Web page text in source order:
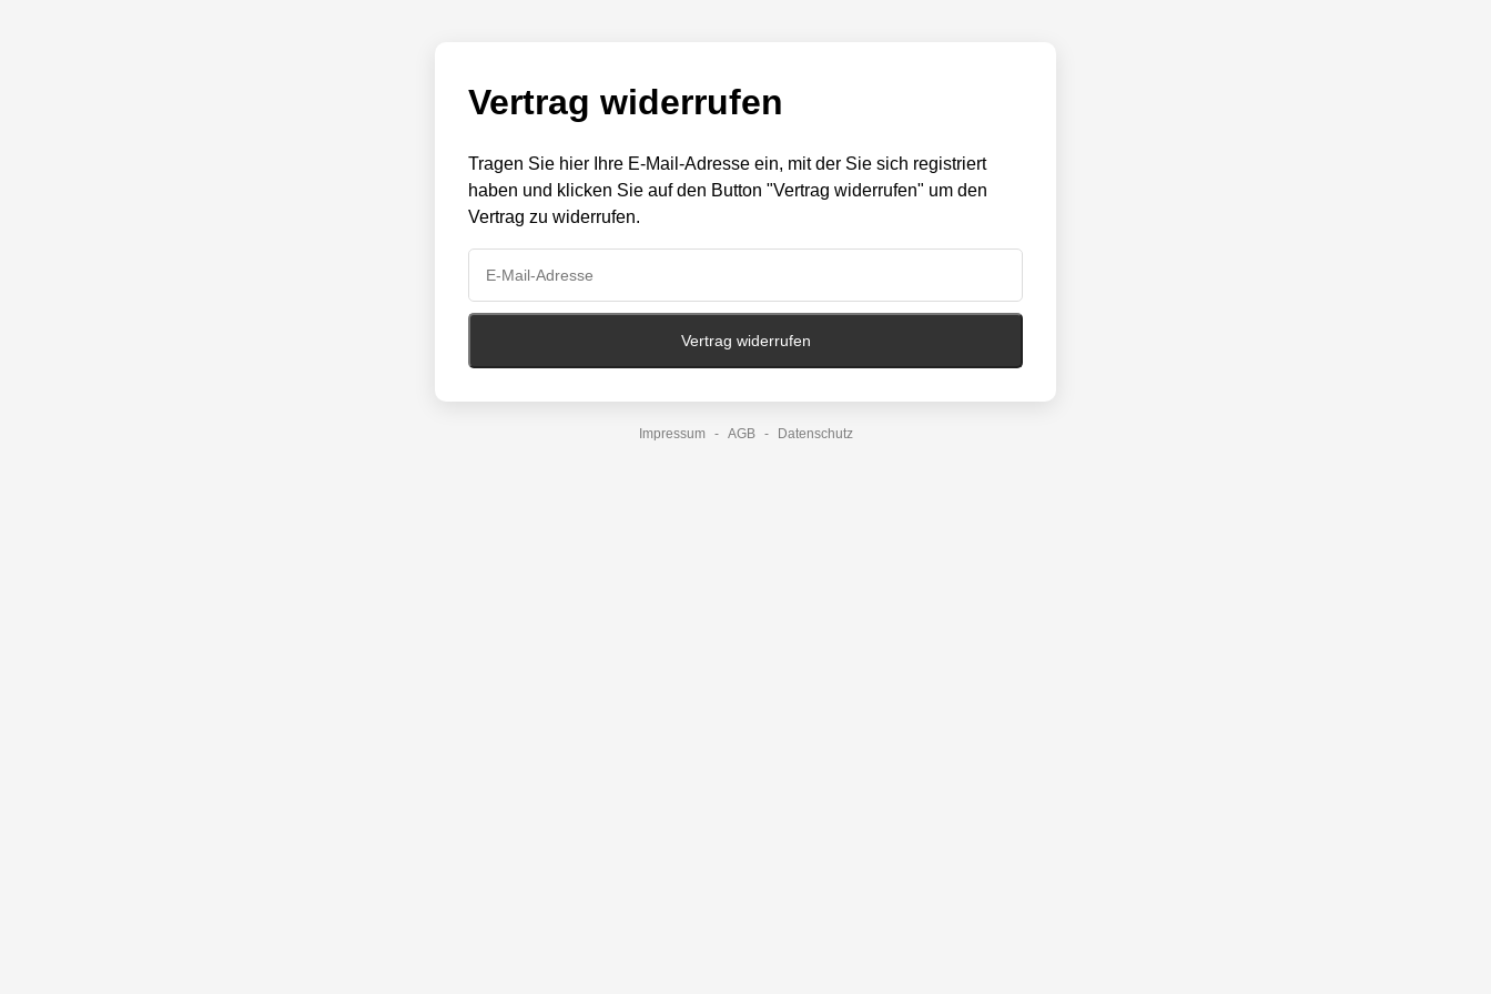
Vertrag widerrufen
Tragen Sie hier Ihre E-Mail-Adresse ein, mit der Sie sich registriert
haben und klicken Sie auf den Button "Vertrag widerrufen" um den
Vertrag zu widerrufen.
Vertrag widerrufen
Impressum - AGB - Datenschutz